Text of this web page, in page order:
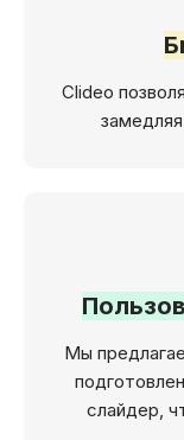
Clideo
Мы
слайдер,